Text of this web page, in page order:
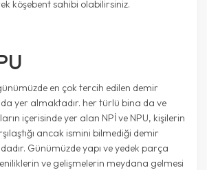
köşebent sahibi olabilirsiniz.
en çok tercih edilen demir
yer almaktadır. her türlü bina da ve
içerisinde yer alan NPİ ve NPU, kişilerin
ancak ismini bilmediği demir
Günümüzde yapı ve yedek parça
ve gelişmelerin meydana gelmesi